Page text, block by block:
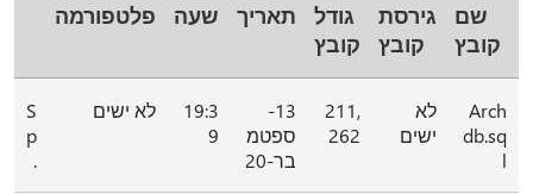
שם
קובץ
גירסת
קובץ
גודל
קובץ
תאריך שעה פלטפורמה
Arch
db.sq
l
לא
ישים
211,
262
13-
ספטמ
בר-20
19:3
9
לא ישים
S
p
.